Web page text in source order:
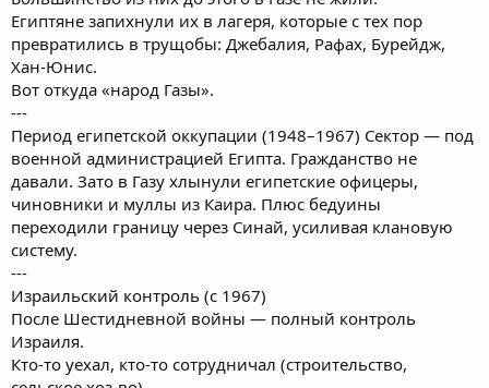
Египтяне запихнули их в лагеря, которые с тех пор
превратились в трущобы: Джебалия, Рафах, Бурейдж,
Хан-Юнис.
Вот откуда «народ Газы».
---
Период египетской оккупации (1948–1967) Сектор — под
военной администрацией Египта. Гражданство не
давали. Зато в Газу хлынули египетские офицеры,
чиновники и муллы из Каира. Плюс бедуины
переходили границу через Синай, усиливая клановую
систему.
---
Израильский контроль (с 1967)
После Шестидневной войны — полный контроль
Израиля.
Кто-то уехал, кто-то сотрудничал (строительство,